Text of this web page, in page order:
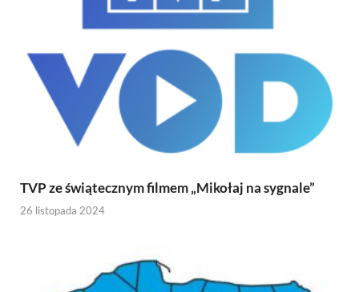
TVP ze świątecznym filmem „Mikołaj na sygnale”
26 listopada 2024